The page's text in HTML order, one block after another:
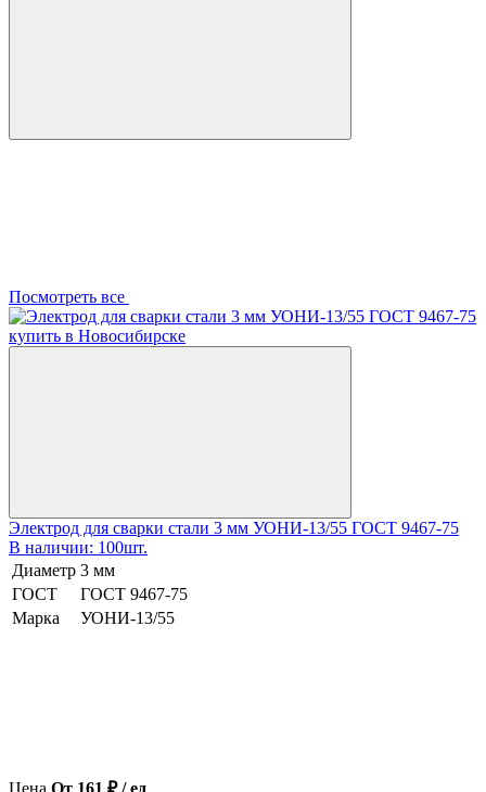
Посмотреть все
Электрод для сварки стали 3 мм УОНИ-13/55 ГОСТ 9467-75
В наличии: 100шт.
Диаметр 3 мм
ГОСТ
ГОСТ 9467-75
Марка
УОНИ-13/55
Цена От 161 ₽ / ед